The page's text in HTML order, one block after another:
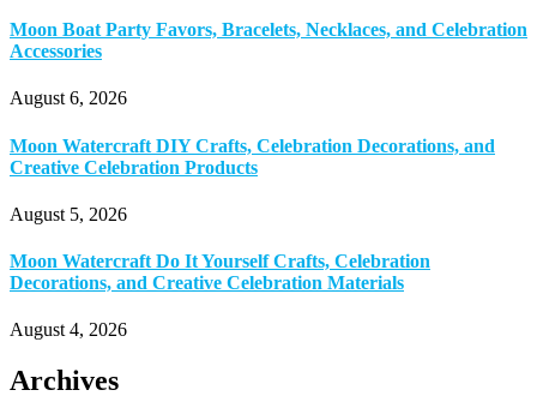
Moon Boat Party Favors, Bracelets, Necklaces, and Celebration
Accessories
August 6, 2026
Moon Watercraft DIY Crafts, Celebration Decorations, and
Creative Celebration Products
August 5, 2026
Moon Watercraft Do It Yourself Crafts, Celebration
Decorations, and Creative Celebration Materials
August 4, 2026
Archives